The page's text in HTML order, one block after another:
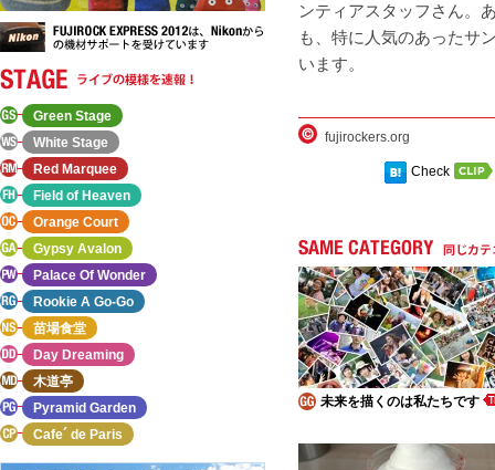
ンティアスタッフさん。
も、特に人気のあったサ
います。
fujirockers.org
Check
未来を描くのは私たちです
Green Stage
White Stage
Red Marquee
Field of Heaven
Orange Court
Gypsy Avalon
Palace Of Wonder
Rookie A Go-Go
苗場食堂
Day Dreaming
木道亭
Pyramid Garden
Cafe´ de Paris